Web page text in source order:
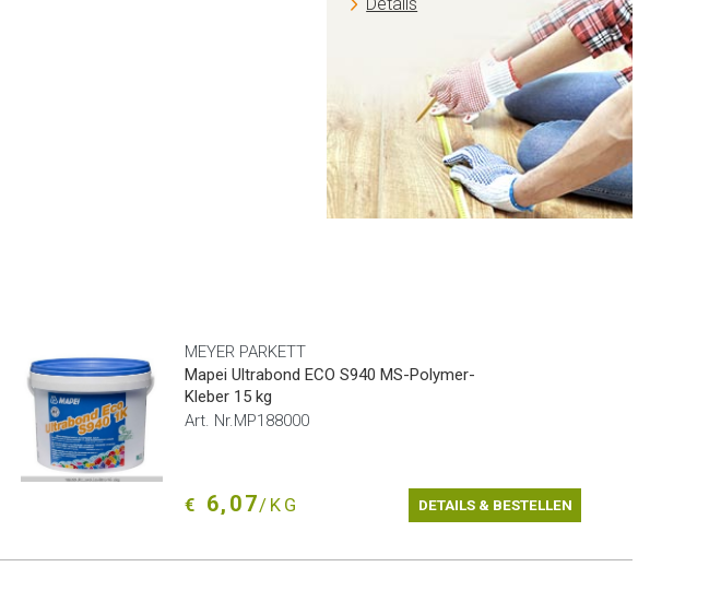
MEYER PARKETT
Mapei Ultrabond ECO S940 MS-Polymer-
Kleber 15 kg
Art. Nr.MP188000
€ 6,07/KG DETAILS & BESTELLEN